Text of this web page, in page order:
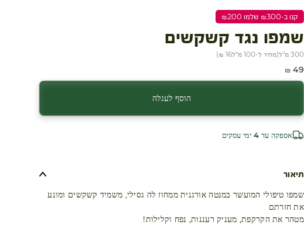
קנו ב-₪300 שלמו ₪200
שמפו נגד קשקשים
300 מ"ל (מחיר ל-100 מ״ל 16 ₪
)
מחיר מבצע
49 ₪
הוסף לעגלה
אספקה עד 4 ימי עסקים
תיאור
שמפו טיפולי המועשר במנטה אורגנית ממחוז לה גסילי, משמיד קשקשים ומונע
את חזרתם
מטהר את הקרקפת, מעניק רעננות, נפח וקלילות!